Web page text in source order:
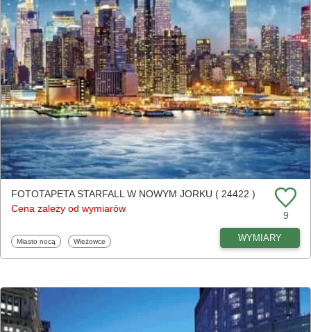
FOTOTAPETA STARFALL W NOWYM JORKU ( 24422 )
Cena zależy od wymiarów
9
Fototapety
Miasto nocą Fototapety
Wieżowce WYMIARY